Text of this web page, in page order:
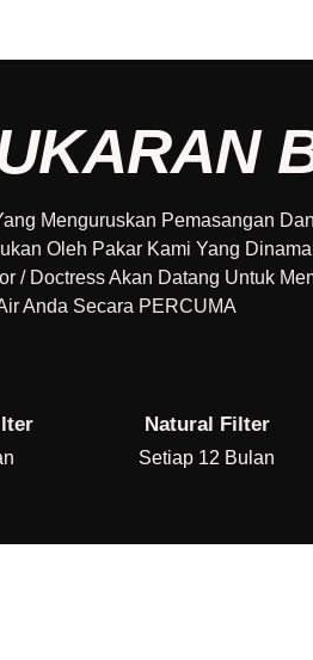
Menguruskan Pemasangan
Oleh Pakar Kami Yang
/ Doctress Akan Datang Untuk
Anda Secara PERCUMA
Natural Filter
Setiap 12 Bulan